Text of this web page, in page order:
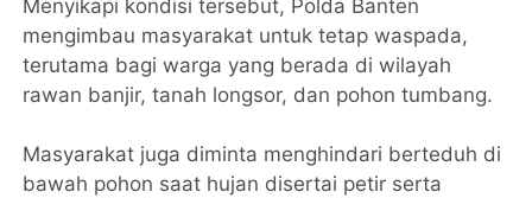
Menyikapi kondisi tersebut, Polda Banten
mengimbau masyarakat untuk tetap waspada,
terutama bagi warga yang berada di wilayah
rawan banjir, tanah longsor, dan pohon tumbang.
Masyarakat juga diminta menghindari berteduh di
bawah pohon saat hujan disertai petir serta